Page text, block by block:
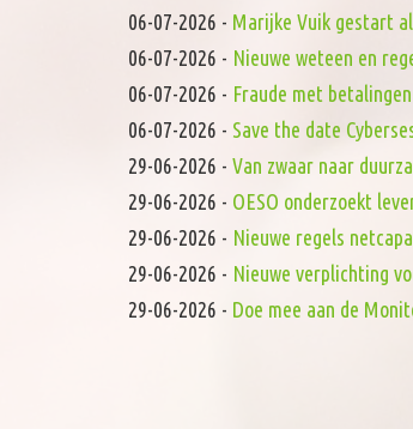
06-07-2026 - Marijke Vuik gestart
06-07-2026 - Nieuwe weteen en
06-07-2026 - Fraude met
06-07-2026 - Save the date
29-06-2026 - Van zwaar naar
29-06-2026 - OESO onderzoekt
29-06-2026 - Nieuwe regels
29-06-2026 - Nieuwe verplichting
29-06-2026 - Doe mee aan de